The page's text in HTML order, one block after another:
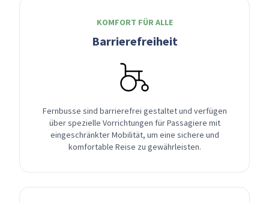
KOMFORT FÜR ALLE
Barrierefreiheit
Fernbusse sind barrierefrei gestaltet und verfügen
über spezielle Vorrichtungen für Passagiere mit
eingeschränkter Mobilität, um eine sichere und
komfortable Reise zu gewährleisten.